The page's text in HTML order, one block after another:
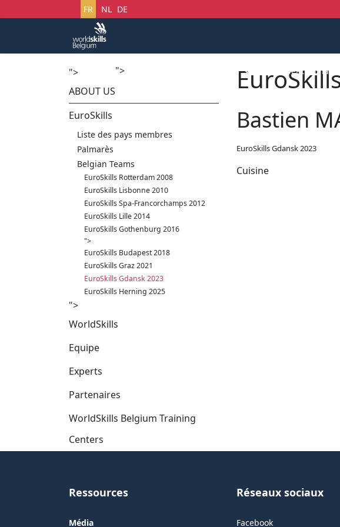
Sélectionnez votre langue
FR NL DE
"> Startech's Days Compétition
">
ABOUT US
EuroSkills
Liste des pays membres
Palmarès
Belgian Teams
EuroSkills Rotterdam 2008
EuroSkills Lisbonne 2010
EuroSkills Spa-Francorchamps 2012
EuroSkills Lille 2014
EuroSkills Gothenburg 2016
">
EuroSkills Budapest 2018
EuroSkills Graz 2021
EuroSkills Gdansk 2023
EuroSkills Herning 2025
">
WorldSkills
Equipe
Experts
Partenaires
WorldSkills Belgium Training
Centers
Bastien
EuroSkills Gdansk 2023
Cuisine
Ressources
Média
Réseaux sociaux
Facebook